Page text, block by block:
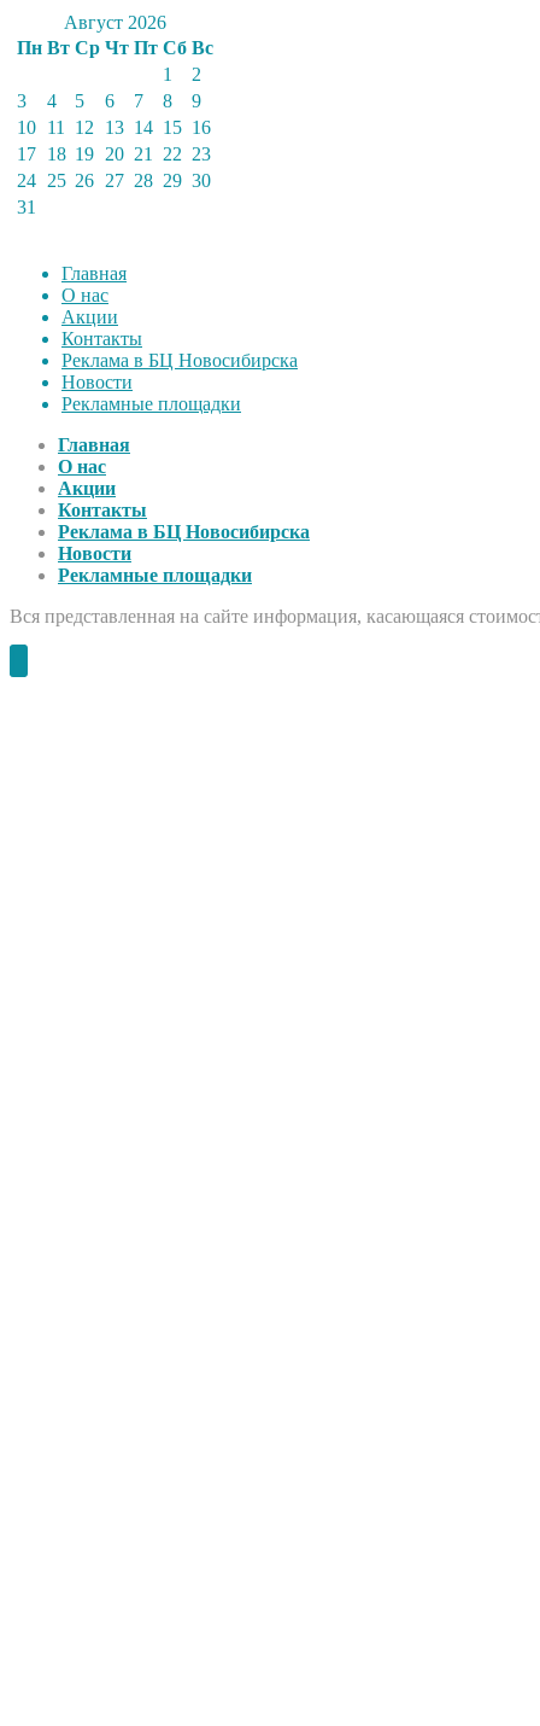
Август 2026
Пн Вт Ср Чт Пт Сб Вс
1
2
3
4 5 6 7 8
9
10 11 12 13 14 15 16
17 18 19 20 21 22 23
24 25 26 27 28 29 30
31
Главная
О нас
Акции
Контакты
Реклама в БЦ Новосибирска
Новости
Рекламные площадки
Главная
О нас
Акции
Контакты
Реклама в БЦ Новосибирска
Новости
Рекламные площадки
Вся представленная на сайте информация, касающаяся